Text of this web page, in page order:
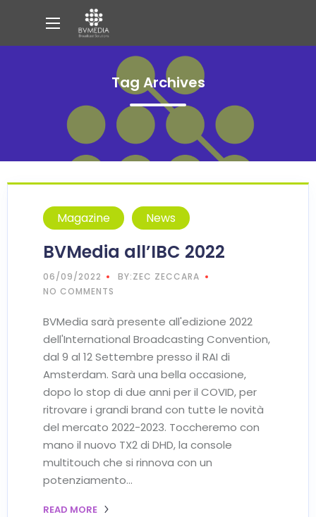
Tag Archives
Magazine News
BVMedia all’IBC 2022
06/09/2022
BY:ZEC ZECCARA
NO COMMENTS
BVMedia sarà presente all'edizione 2022
dell'International Broadcasting Convention,
dal 9 al 12 Settembre presso il RAI di
Amsterdam. Sarà una bella occasione,
dopo lo stop di due anni per il COVID, per
ritrovare i grandi brand con tutte le novità
del mercato 2022-2023. Toccheremo con
mano il nuovo TX2 di DHD, la console
multitouch che si rinnova con un
potenziamento…
READ MORE